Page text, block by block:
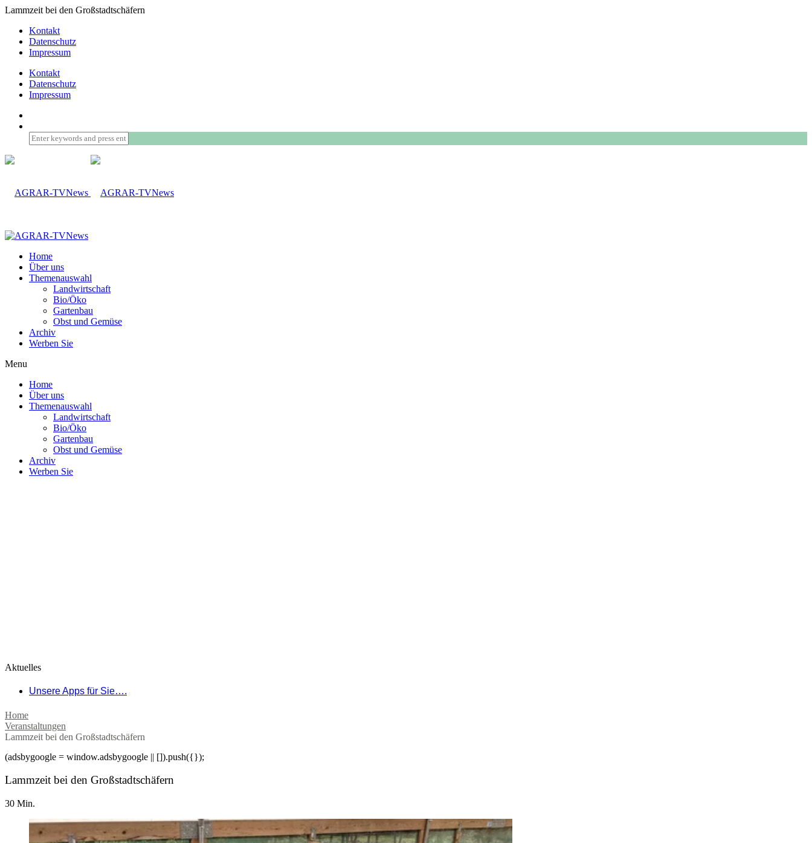
Lammzeit bei den Großstadtschäfern
Kontakt
Datenschutz
Impressum
Kontakt
Datenschutz
Impressum
Home
Über uns
Themenauswahl
Landwirtschaft
Bio/Öko
Gartenbau
Obst und Gemüse
Archiv
Werben Sie
Menu
Home
Über uns
Themenauswahl
Landwirtschaft
Bio/Öko
Gartenbau
Obst und Gemüse
Archiv
Werben Sie
Aktuelles
Unsere Apps für Sie….
Home
Veranstaltungen
Lammzeit bei den Großstadtschäfern
(adsbygoogle = window.adsbygoogle || []).push({});
Lammzeit bei den Großstadtschäfern
30 Min.